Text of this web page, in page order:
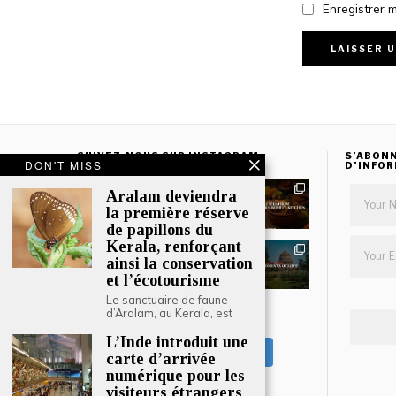
Enregistrer
SUIVEZ-NOUS SUR INSTAGRAM
CHARGER PLUS
Suivre sur Instagram
DON'T MISS
Aralam deviendra
la première réserve
de papillons du
Kerala, renforçant
ainsi la conservation
et l’écotourisme
Le sanctuaire de faune
d’Aralam, au Kerala, est
L’Inde introduit une
carte d’arrivée
numérique pour les
visiteurs étrangers